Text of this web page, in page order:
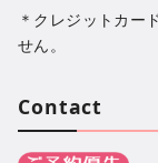
＊クレジットカー
せん。
Contact